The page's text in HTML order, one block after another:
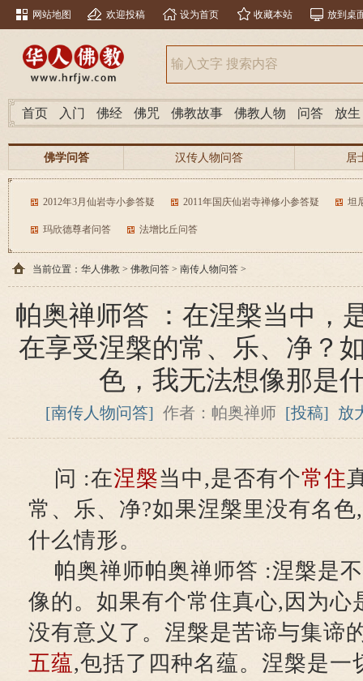
网站地图 欢迎投稿 设为首页 收藏本站 放到桌
首页 入门 佛经 佛咒 佛教故事 佛教人物 问答 放生
佛学问答 汉传人物问答
居
南传人物问答
分类问答
2012年3月仙岩寺小参答疑 2011年国庆仙岩寺禅修小参答疑 坦
玛欣德尊者问答 法增比丘问答
当前位置： 华人佛教 > 佛教问答 > 南传人物问答 >
帕奥禅师答 ：在涅槃当中，
在享受涅槃的常、乐、净？
色，我无法想像那是
[南传人物问答] 作者：帕奥禅师 [投稿] 放
问 :在涅槃当中,是否有个常住
常、乐、净?如果涅槃里没有名
什么情形。
帕奥禅师帕奥禅师答 :涅槃是
像的。如果有个常住真心,因为心
没有意义了。涅槃是苦谛与集谛
五蕴,包括了四种名蕴。涅槃是一